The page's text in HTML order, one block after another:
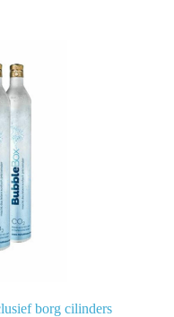
borg cilinders